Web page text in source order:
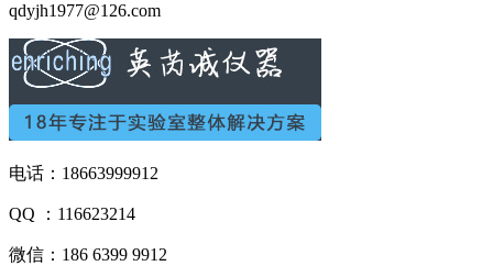
qdyjh1977@126.com
电话：18663999912
QQ ：116623214
微信：186 6399 9912